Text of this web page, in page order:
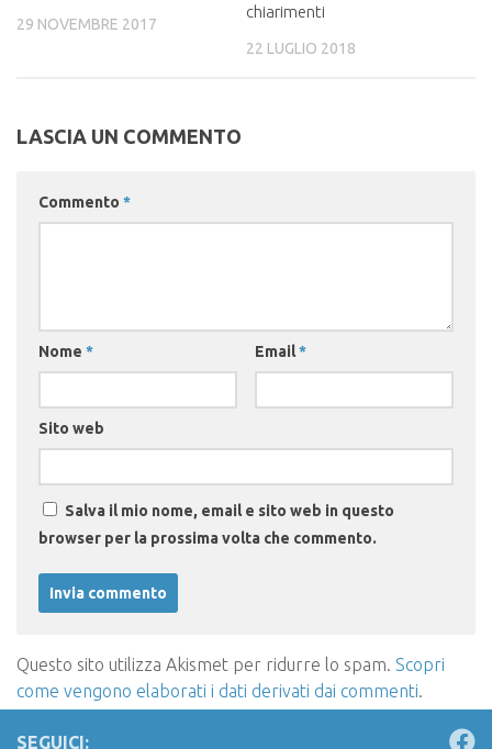
29 NOVEMBRE 2017
chiarimenti
22 LUGLIO 2018
LASCIA UN COMMENTO
Commento *
Nome * Email*
Sito web
Salva il mio nome, email e sito web in questo
browser per la prossima volta che commento.
Questo sito utilizza Akismet per ridurre lo spam. Scopri
come vengono elaborati i dati derivati dai commenti.
SEGUICI: